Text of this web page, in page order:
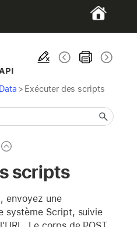
> Exécuter des scripts
scripts
envoyez une
système Script, suivie